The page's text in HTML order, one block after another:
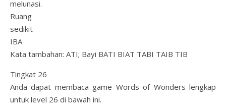
melunasi.
Ruang
sedikit
IBA
Kata tambahan: ATI; Bayi BATI BIAT TABI TAIB TIB
Tingkat 26
Anda dapat membaca game Words of Wonders lengkap
untuk level 26 di bawah ini.